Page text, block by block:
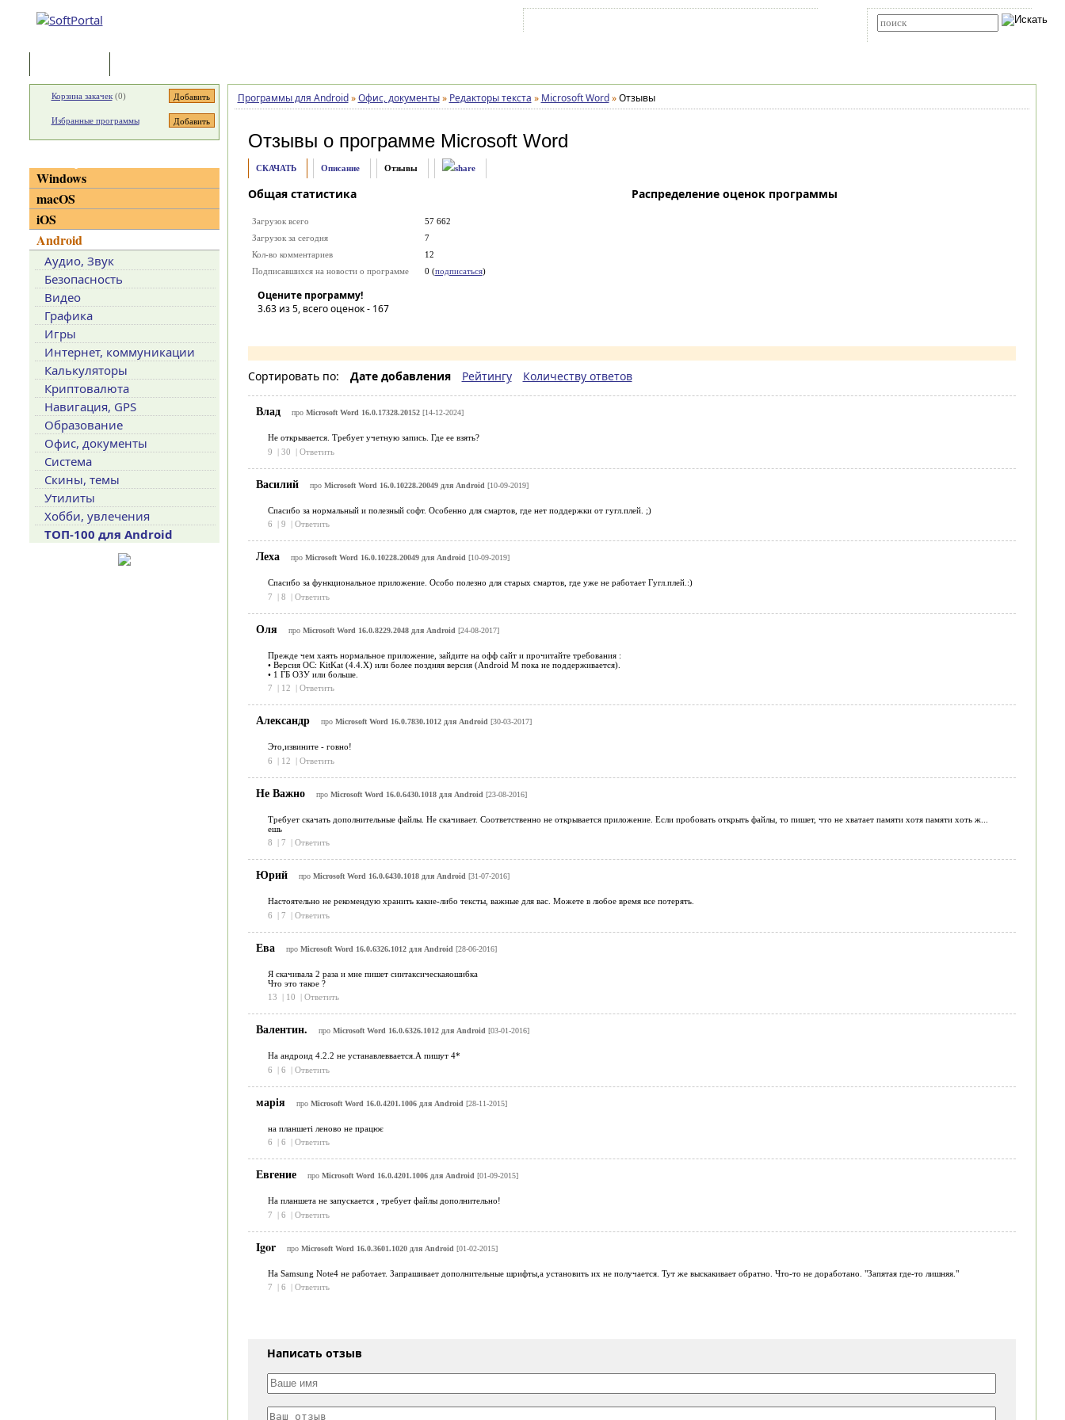
Программы для Android » Офис, документы » Редакторы текста » Microsoft Word » Отзывы
Отзывы о программе Microsoft Word
СКАЧАТЬ Описание Отзывы
Общая статистика
Загрузок всего
57 662
Загрузок за сегодня
7
Кол-во комментариев
12
Подписавшихся на новости о программе
0 (подписаться)
Оцените программу!
3.63из 5, всего оценок - 167
Распределение оценок программы
Сортировать по: Дате добавления Рейтингу Количеству ответов
Влад про Microsoft Word 16.0.17328.20152[14-12-2024]
Не открывается. Требует учетную запись. Где ее взять?
9
| 30 | Ответить
Василий про Microsoft Word 16.0.10228.20049 для Android [10-09-2019]
Спасибо за нормальный и полезный софт. Особенно для смартов, где нет поддержки от гугл.плей. ;)
6
| 9 | Ответить
Леха про Microsoft Word 16.0.10228.20049 для Android [10-09-2019]
Спасибо за функциональное приложение. Особо полезно для старых смартов, где уже не работает Гугл.плей.:)
7
| 8 | Ответить
Оля про Microsoft Word 16.0.8229.2048 для Android [24-08-2017]
Прежде чем хаять нормальное приложение, зайдите на офф сайт и прочитайте требования :
• Версия ОС: KitKat (4.4.X) или более поздняя версия (Android M пока не поддерживается).
• 1 ГБ ОЗУ или больше.
7
| 12 | Ответить
Александр про Microsoft Word 16.0.7830.1012 для Android [30-03-2017]
Это,извините - говно!
6
| 12 | Ответить
Не Важно про Microsoft Word 16.0.6430.1018 для Android [23-08-2016]
Требует скачать дополнительные файлы. Не скачивает. Соответственно не открывается приложение. Если пробовать открыть файлы, то пишет, что не хватает памяти хотя памяти хоть ж...
ешь
8
| 7 | Ответить
Юрий про Microsoft Word 16.0.6430.1018 для Android [31-07-2016]
Настоятельно не рекомендую хранить какие-либо тексты, важные для вас. Можете в любое время все потерять.
6
| 7 | Ответить
Ева про Microsoft Word 16.0.6326.1012 для Android [28-06-2016]
Я скачивала 2 раза и мне пишет синтаксическаяошибка
Что это такое ?
13
| 10 | Ответить
Валентин. про Microsoft Word 16.0.6326.1012 для Android [03-01-2016]
На андроид 4.2.2 не устанавлеввается.А пишут 4*
6
| 6 | Ответить
марія про Microsoft Word 16.0.4201.1006 для Android [28-11-2015]
на планшеті леново не працює
6
| 6 | Ответить
Евгение про Microsoft Word 16.0.4201.1006 для Android [01-09-2015]
На планшета не запускается , требует файлы дополнительно!
7
| 6 | Ответить
Igor про Microsoft Word 16.0.3601.1020 для Android [01-02-2015]
На Samsung Note4 не работает. Запрашивает дополнительные шрифты,а установить их не получается. Тут же выскакивает обратно. Что-то не доработано. "Запятая где-то лишняя."
7
| 6 | Ответить
Написать отзыв
Корзина закачек(0)
Избранные программы
Windows
macOS
iOS
Android
Аудио, Звук
Безопасность
Видео
Графика
Игры
Интернет, коммуникации
Калькуляторы
Криптовалюта
Навигация, GPS
Образование
Офис, документы
Система
Скины, темы
Утилиты
Хобби, увлечения
ТОП-100 для Android